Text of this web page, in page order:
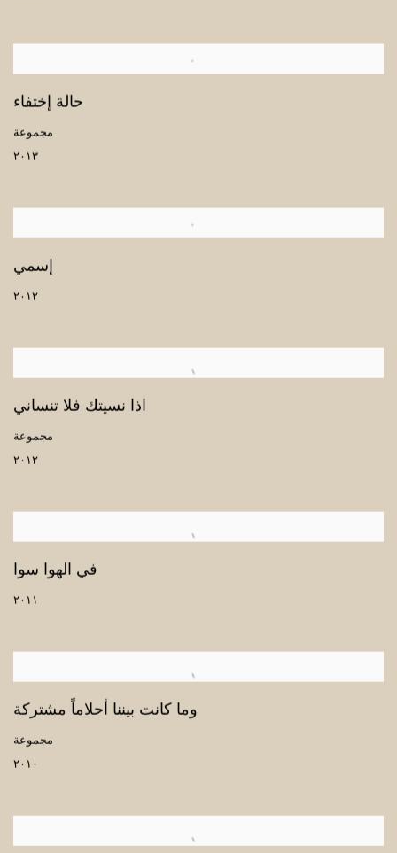
حالة إختفاء
مجموعة
٢٠١٣
إسمي
٢٠١٢
اذا نسيتك فلا تنساني
مجموعة
٢٠١٢
في الهوا سوا
٢٠١١
وما كانت بيننا أحلاماً مشتركة
مجموعة
٢٠١٠